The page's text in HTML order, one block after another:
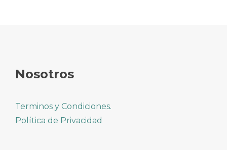
Nosotros
Terminos y Condiciones.
Política de Privacidad